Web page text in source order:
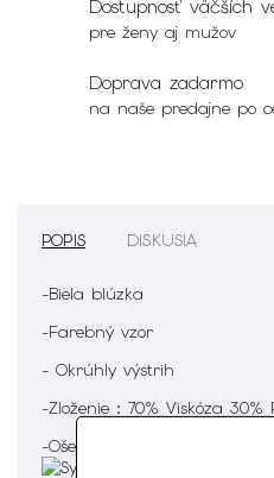
Dostupnosť väčších
pre ženy aj mužov
Doprava zadarmo
na naše predajne po
POPIS DISKUSIA
-Biela blúzka
-Farebný vzor
- Okrúhly výstrih
-Zloženie : 70% Viskóza 30%
-Ošetrenie :